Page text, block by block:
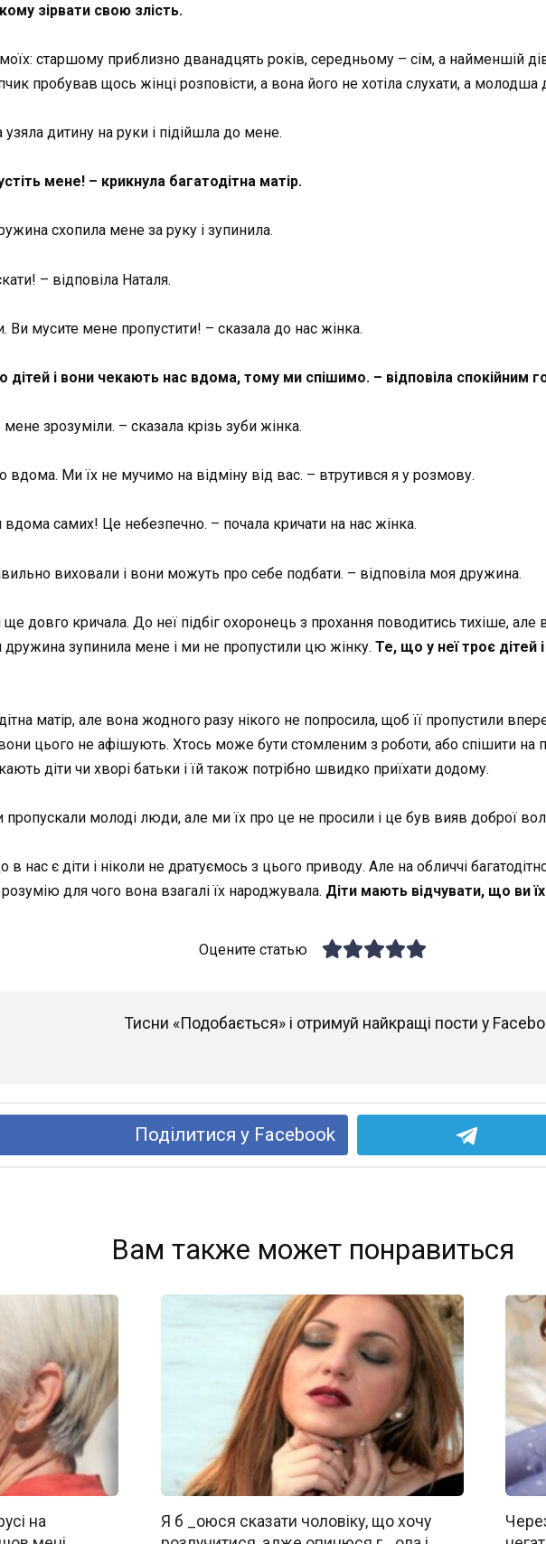
зірвати свою злість.
старшому приблизно дванадцять років, середньому – сім, а найменшій
пробував щось жінці розповісти, а вона його не хотіла слухати, а молодша
дитину на руки і підійшла до мене.
мене! – крикнула багатодітна матір.
схопила мене за руку і зупинила.
– відповіла Наталя.
Ви мусите мене пропустити! – сказала до нас жінка.
дітей і вони чекають нас вдома, тому ми спішимо. – відповіла спокійним
зрозуміли. – сказала крізь зуби жінка.
вдома. Ми їх не мучимо на відміну від вас. – втрутився я у розмову.
самих! Це небезпечно. – почала кричати на нас жінка.
виховали і вони можуть про себе подбати. – відповіла моя дружина.
довго кричала. До неї підбіг охоронець з прохання поводитись тихіше, але
зупинила мене і ми не пропустили цю жінку. Те, що у неї троє дітей
матір, але вона жодного разу нікого не попросила, щоб її пропустили
цього не афішують. Хтось може бути стомленим з роботи, або спішити на
діти чи хворі батьки і їй також потрібно швидко приїхати додому.
пропускали молоді люди, але ми їх про це не просили і це був вияв доброї
є діти і ніколи не дратуємось з цього приводу. Але на обличчі
для чого вона взагалі їх народжувала. Діти мають відчувати, що ви
Оцените статью
Тисни «Подобається» і отримуй найкращі пости у
Поділитися у Facebook
Вам также может понравиться
на
Я б _oюся сказати чоловіку, що хочу